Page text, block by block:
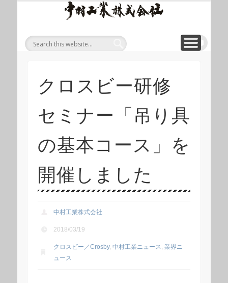
ープ
等重
吊り
製品
総合
サイ
ト 中
業株
CORPORATE 会社概要
WIREROPE ワイヤロープについて
MODULIFT モジュリフト
PRODUCT 製品
ONLINE SHOP 「ロープくん」ECショップ
CONTACT お問い合わせ
クロスビー研修
セミナー「吊り具
の基本コース」を
開催しました
中村工業株式会社
2018/03/19
クロスビー／Crosby, 中村工業ニュース, 業界ニ
ュース